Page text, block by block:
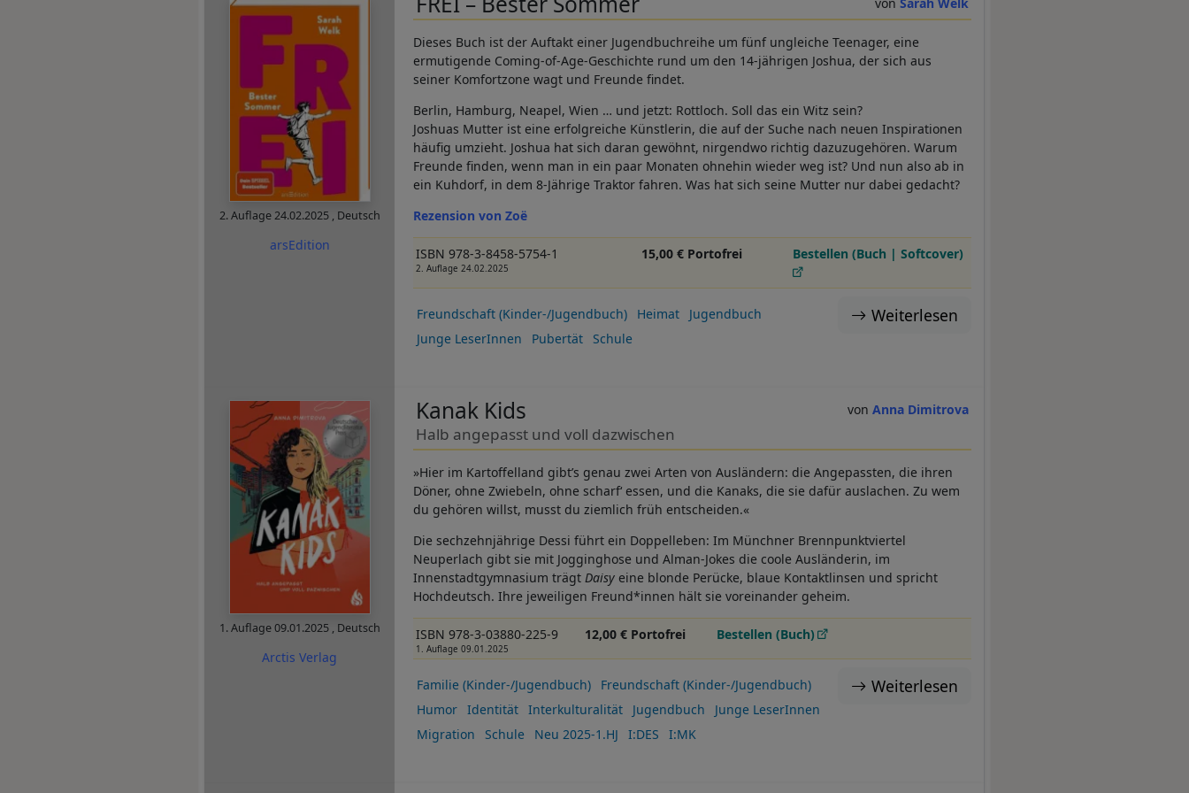
2. Auflage24.02.2025 , Deutsch
arsEdition
Dieses Buch ist der Auftakt einer Jugendbuchreihe um fünf ungleiche Teenager, eine
ermutigende Coming-of-Age-Geschichte rund um den 14-jährigen Joshua, der sich aus
seiner Komfortzone wagt und Freunde findet.
Berlin, Hamburg, Neapel, Wien … und jetzt: Rottloch. Soll das ein Witz sein?
Joshuas Mutter ist eine erfolgreiche Künstlerin, die auf der Suche nach neuen Inspirationen
häufig umzieht. Joshua hat sich daran gewöhnt, nirgendwo richtig dazuzugehören. Warum
Freunde finden, wenn man in ein paar Monaten ohnehin wieder weg ist? Und nun also ab in
ein Kuhdorf, in dem 8-Jährige Traktor fahren. Was hat sich seine Mutter nur dabei gedacht?
Rezension von Zoë
ISBN 978-3-8458-5754-1
2. Auflage 24.02.2025
15,00 € Portofrei Bestellen (Buch | Softcover)
Weiterlesen
Freundschaft (Kinder-/Jugendbuch) Heimat
Jugendbuch
Junge LeserInnen
Pubertät Schule
1. Auflage09.01.2025 , Deutsch
Arctis Verlag
Anna Dimitrova
Kanak Kids
Halb angepasst und voll dazwischen
»Hier im Kartoffelland gibt’s genau zwei Arten von Ausländern: die Angepassten, die ihren
Döner, ohne Zwiebeln, ohne scharf‘ essen, und die Kanaks, die sie dafür auslachen. Zu wem
du gehören willst, musst du ziemlich früh entscheiden.«
Die sechzehnjährige Dessi führt ein Doppelleben: Im Münchner Brennpunktviertel
Neuperlach gibt sie mit Jogginghose und Alman-Jokes die coole Ausländerin, im
Innenstadtgymnasium trägt Daisy eine blonde Perücke, blaue Kontaktlinsen und spricht
Hochdeutsch. Ihre jeweiligen Freund*innen hält sie voreinander geheim.
ISBN 978-3-03880-225-9
1. Auflage 09.01.2025
12,00 € Portofrei Bestellen (Buch)
Weiterlesen
Familie (Kinder-/Jugendbuch)
Freundschaft (Kinder-/Jugendbuch)
Humor
Identität Interkulturalität Jugendbuch
Junge LeserInnen
Migration
Schule Neu 2025-1.HJ I:DES I:MK